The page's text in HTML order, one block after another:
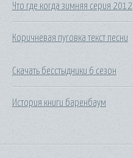
Что где когда зимняя серия 2012
Коричневая пуговка текст песни
Скачать бесстыдники 6 сезон
История книги баренбаум